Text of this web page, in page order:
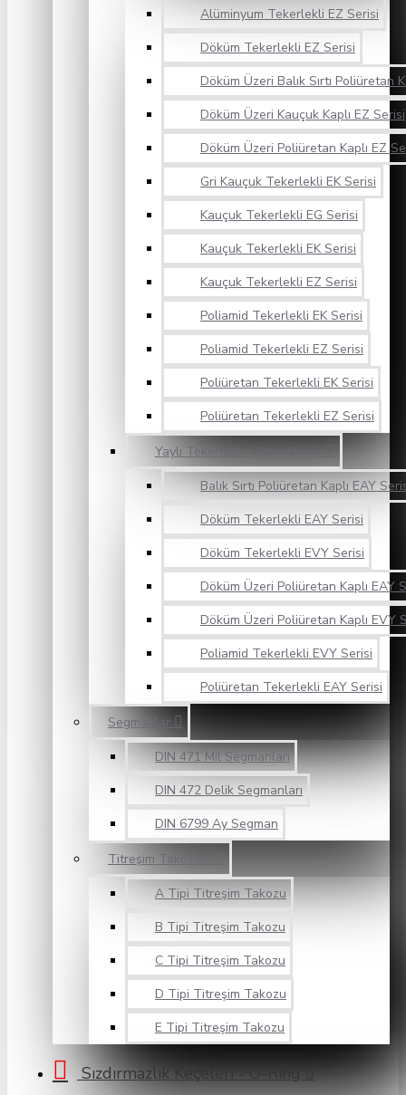
Alüminyum Tekerlekli EZ Serisi
Döküm Tekerlekli EZ Serisi
Döküm Üzeri Balık Sırtı Poliüretan
Döküm Üzeri Kauçuk Kaplı EZ Serisi
Döküm Üzeri Poliüretan Kaplı EZ
Gri Kauçuk Tekerlekli EK Serisi
Kauçuk Tekerlekli EG Serisi
Kauçuk Tekerlekli EK Serisi
Kauçuk Tekerlekli EZ Serisi
Poliamid Tekerlekli EK Serisi
Poliamid Tekerlekli EZ Serisi
Poliüretan Tekerlekli EK Serisi
Poliüretan Tekerlekli EZ Serisi
Yaylı Tekerlekler Amortisörlü
Balık Sırtı Poliüretan Kaplı EAY
Döküm Tekerlekli EAY Serisi
Döküm Tekerlekli EVY Serisi
Döküm Üzeri Poliüretan Kaplı EAY
Döküm Üzeri Poliüretan Kaplı EVY
Poliamid Tekerlekli EVY Serisi
Poliüretan Tekerlekli EAY Serisi
Segmanlar
DIN 471 Mil Segmanları
DIN 472 Delik Segmanları
DIN 6799 Ay Segman
Titreşim Takozları
A Tipi Titreşim Takozu
B Tipi Titreşim Takozu
C Tipi Titreşim Takozu
D Tipi Titreşim Takozu
E Tipi Titreşim Takozu
Sızdırmazlık Keçeleri - O-Ring